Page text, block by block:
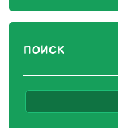
ПОИСК